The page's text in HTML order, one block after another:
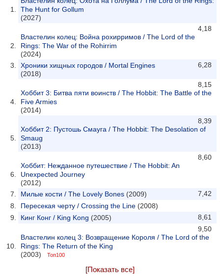
The Hunt for Gollum
(2027)
4,18
Властелин колец: Война рохирримов / The Lord of the
Rings: The War of the Rohirrim
(2024)
6,28
Хроники хищных городов / Mortal Engines
(2018)
8,15
Хоббит 3: Битва пяти воинств / The Hobbit: The Battle of the
Five Armies
(2014)
8,39
Хоббит 2: Пустошь Смауга / The Hobbit: The Desolation of
Smaug
(2013)
8,60
Хоббит: Нежданное путешествие / The Hobbit: An
Unexpected Journey
(2012)
7,42
Милые кости / The Lovely Bones (2009)
Пересекая черту / Crossing the Line (2008)
8,61
Кинг Конг / King Kong (2005)
9,50
Властелин колец 3: Возвращение Короля / The Lord of the
Rings: The Return of the King
(2003)
Топ100
[Показать все]